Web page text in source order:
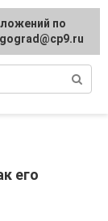
его
по